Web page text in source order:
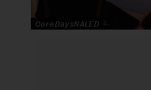
CoreDaysNALED